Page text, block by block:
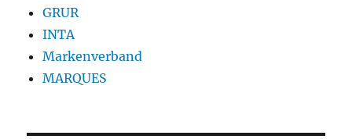
GRUR
INTA
Markenverband
MARQUES